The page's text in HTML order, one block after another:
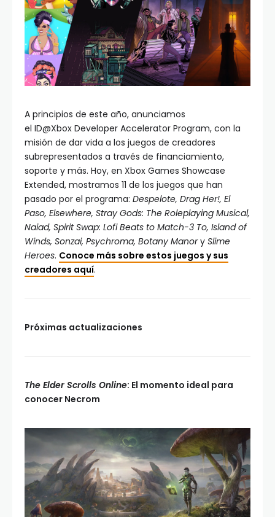
A principios de este año, anunciamos
el ID@Xbox Developer Accelerator Program, con la
misión de dar vida a los juegos de creadores
subrepresentados a través de financiamiento,
soporte y más. Hoy, en Xbox Games Showcase
Extended, mostramos 11 de los juegos que han
pasado por el programa: Despelote, Drag Her!, El
Paso, Elsewhere, Stray Gods: The Roleplaying Musical,
Naiad, Spirit Swap: Lofi Beats to Match-3 To, Island of
Winds, Sonzai, Psychroma, Botany Manory Slime
Heroes. Conoce más sobre estos juegos y sus
creadores aquí.
Próximas actualizaciones
The Elder Scrolls Online: El momento ideal para
conocer Necrom